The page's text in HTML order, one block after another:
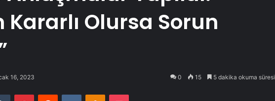
Kararlı Olursa Sorun
16, 2023 0 15 5 dakika okuma süresi
Tumblr PinterestReddit VKontakteOdnoklassniki
Pocket